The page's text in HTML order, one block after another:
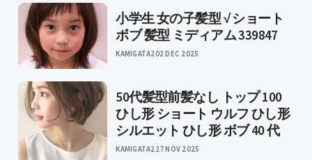
小学生 女の子髪型 √ ショート
ボブ 髪型 ミディアム 339847
KAMIGATA202 DEC 2025
50代髪型前髪なし トップ 100
ひし形 ショート ウルフ ひし形
シルエット ひし形 ボブ 40 代
KAMIGATA227 NOV 2025